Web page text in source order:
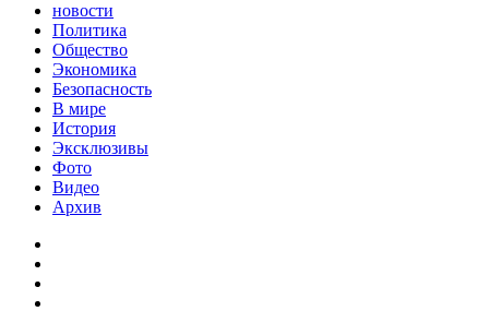
новости
Политика
Общество
Экономика
Безопасность
В мире
История
Эксклюзивы
Фото
Видео
Архив